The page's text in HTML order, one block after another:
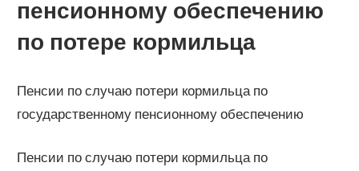
пенсионному обеспечению
по потере кормильца
Пенсии по случаю потери кормильца по
государственному пенсионному обеспечению
Пенсии по случаю потери кормильца по